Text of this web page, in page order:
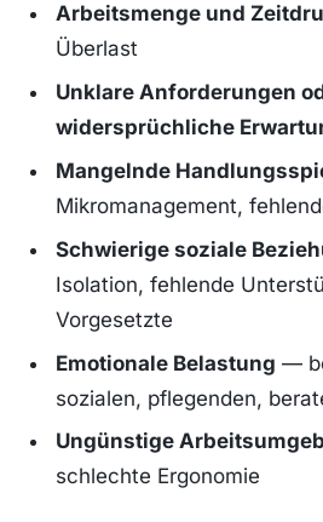
Arbeitsmenge und
Überlast
Unklare Anforderungen
widersprüchliche
Mangelnde
Mikromanagement,
Schwierige soziale
Isolation, fehlende
Vorgesetzte
Emotionale Belastung —
sozialen, pflegenden,
Ungünstige
schlechte Ergonomie